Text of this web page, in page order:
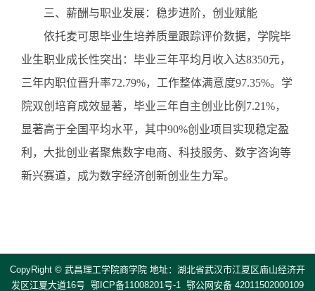
三、薪酬与职业发展：稳步进阶，创业赋能
依托麦可思毕业生培养质量跟踪评价数据，学院毕
业生职业成长性突出：毕业三年平均月收入达8350元，
三年内职位晋升率72.79%，工作整体满意度97.35%。学
院双创培育成效显著，毕业三年自主创业比例7.21%，
显著高于全国平均水平，其中90%创业项目实现稳定盈
利，大批创业者聚焦数字电商、科技服务、数字咨询等
新兴赛道，成为数字经济创新创业生力军。
CopyRight © 武昌理工学院商学院 地址：湖北省武汉市江夏区庙山经济开
发区江夏大道16号 鄂ICP备11008201号-1 鄂公网安备 42011502000109